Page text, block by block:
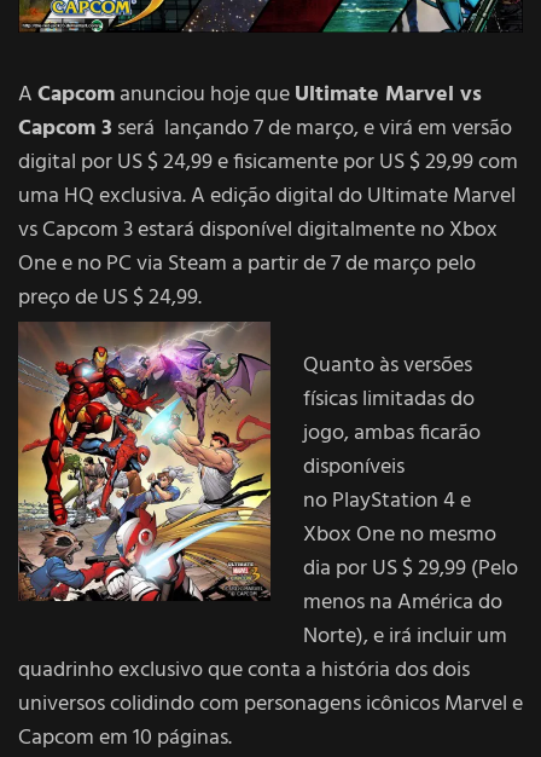
ACapcomanunciou hoje queUltimate Marvel vs
Capcom 3 será lançando 7 de março, e virá em versão
digital por US $ 24,99 e fisicamente por US $ 29,99 com
uma HQ exclusiva. A edição digital do Ultimate Marvel
vs Capcom 3 estará disponível digitalmente no Xbox
One e no PC via Steam a partir de 7 de março pelo
preço de US $ 24,99.
Quanto às versões
físicas limitadas do
jogo, ambas ficarão
disponíveis
no PlayStation 4 e
Xbox One no mesmo
dia por US $ 29,99 (Pelo
menos na América do
Norte), e irá incluir um
quadrinho exclusivo que conta a história dos dois
universos colidindo com personagens icônicos Marvel e
Capcom em 10 páginas.